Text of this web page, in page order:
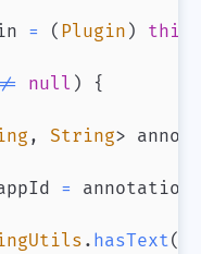
= ( Plugin ) this
null ) {
, String>
= annotations
. hasText(